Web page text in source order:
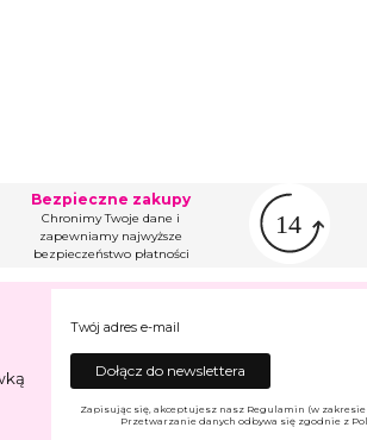
Bezpieczne zakupy
Chronimy Twoje dane i
zapewniamy najwyższe
bezpieczeństwo płatności
Twój adres e-mail
Dołącz do newslettera
Zapisując się, akceptujesz nasz Regulamin (w
Przetwarzanie danych odbywa się zgodnie z